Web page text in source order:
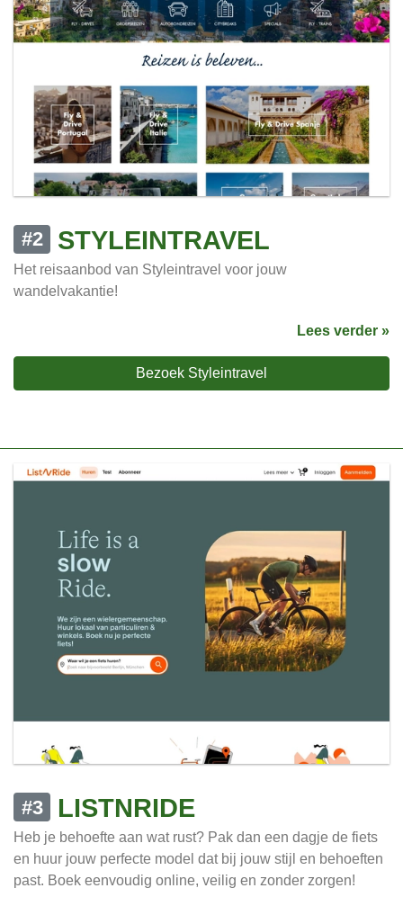
#2 STYLEINTRAVEL
Het reisaanbod van Styleintravel voor jouw
wandelvakantie!
Lees verder »
Bezoek Styleintravel
#3 LISTNRIDE
Heb je behoefte aan wat rust? Pak dan een dagje de fiets
en huur jouw perfecte model dat bij jouw stijl en behoeften
past. Boek eenvoudig online, veilig en zonder zorgen!